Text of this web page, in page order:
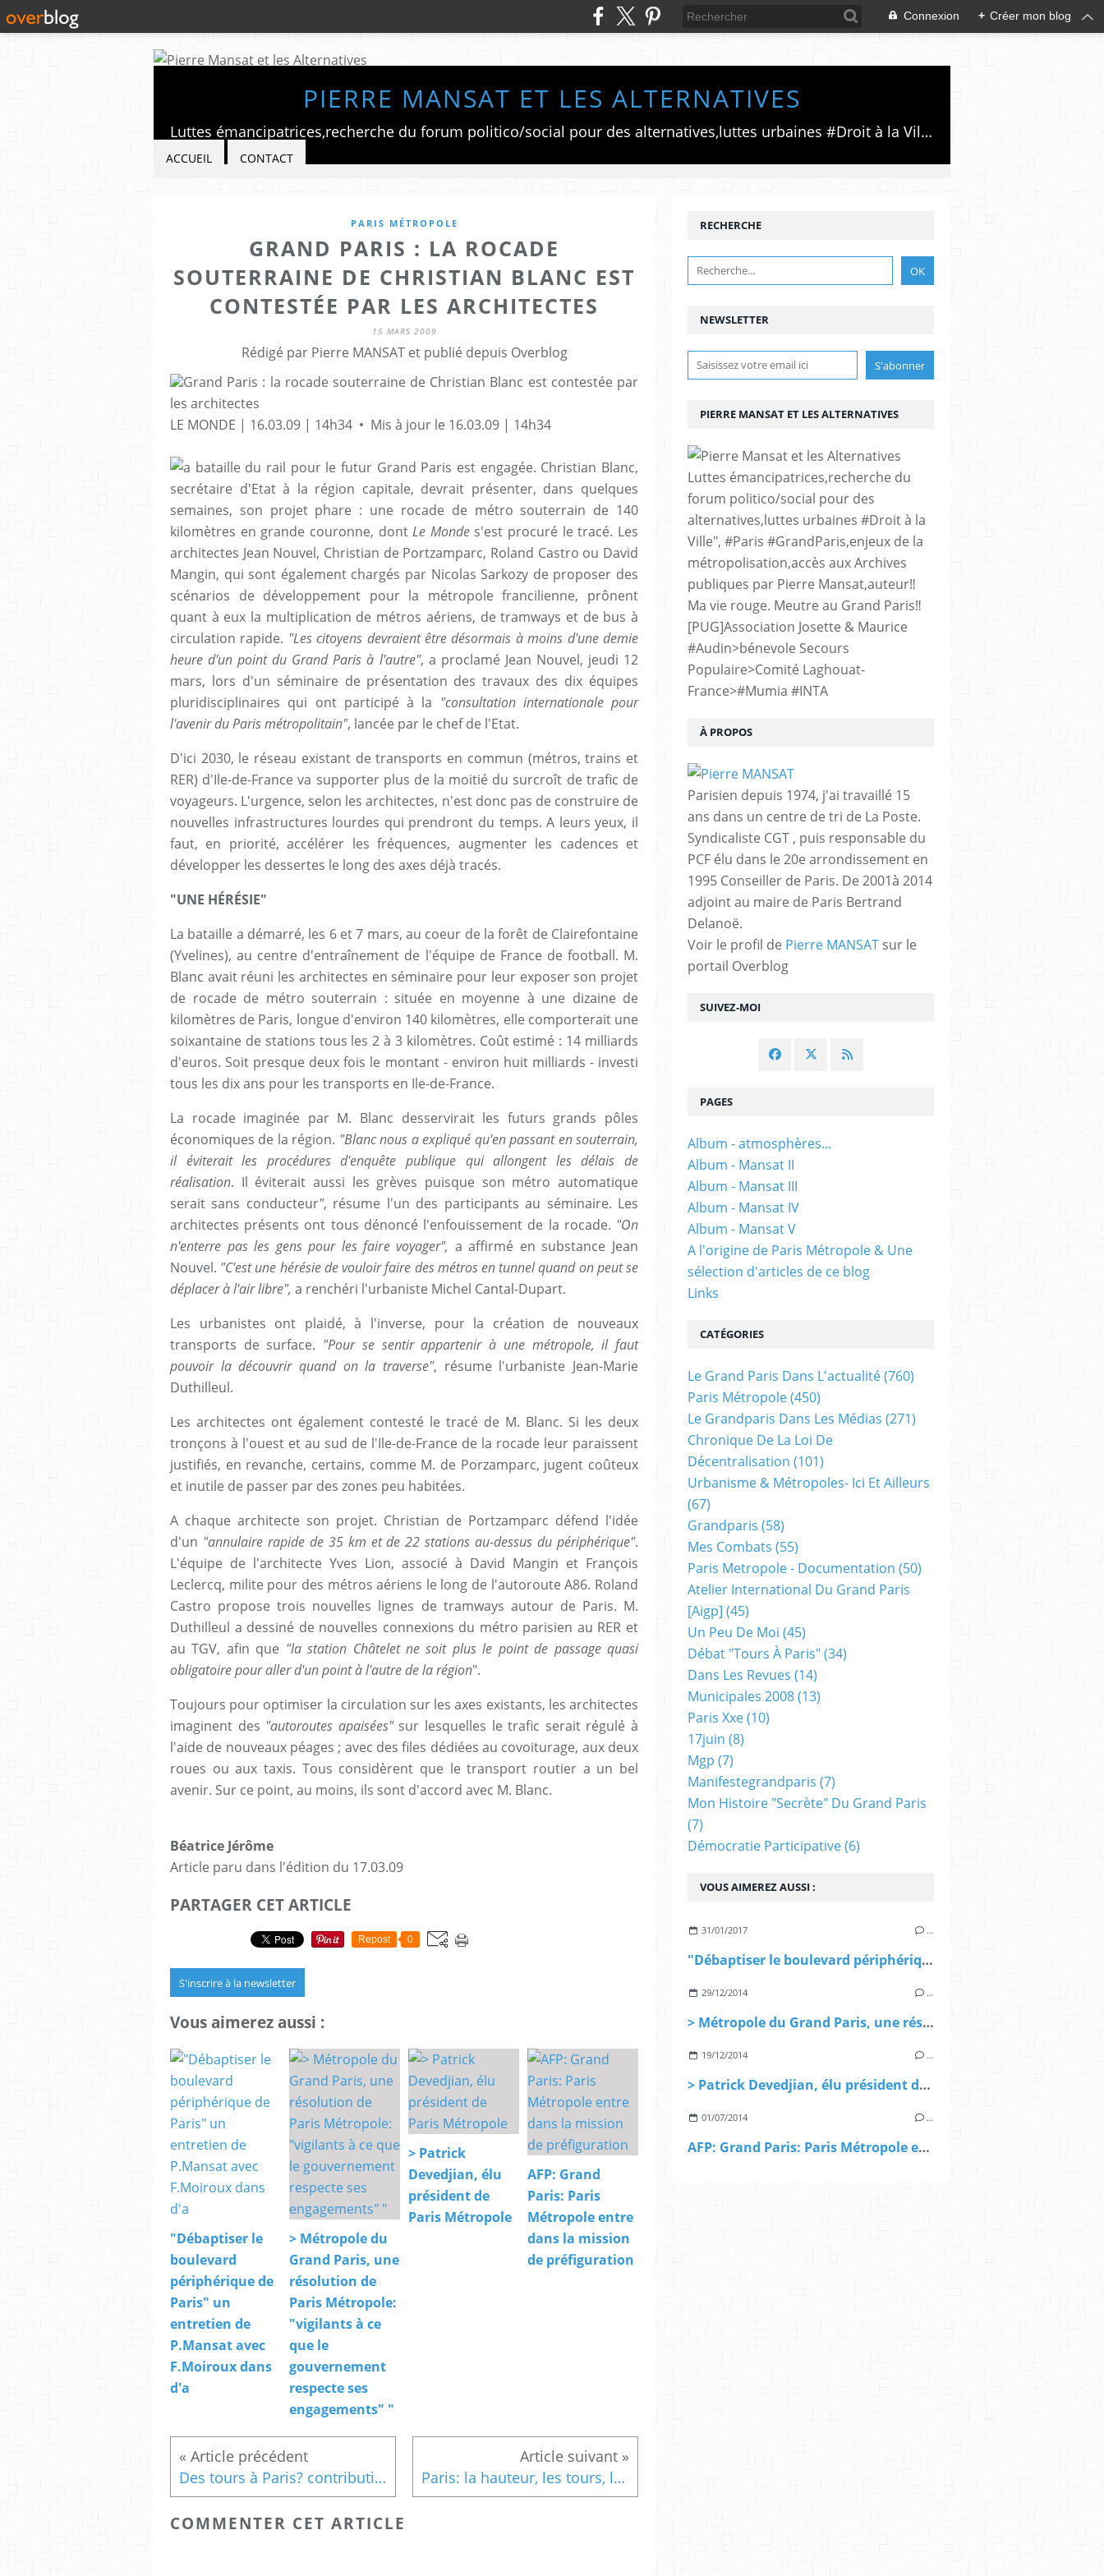
Connexion + Créer mon blog
PIERRE MANSAT ET LES ALTERNATIVES
Luttes émancipatrices,recherche du forum politico/social pour des alternatives,luttes urbaines #Droit à la Ville", #Paris #GrandParis,enjeux de la métropolisation,accès aux Archives publiques par Pierre Mansat,auteur‼️Ma vie rouge. Meutre au Grand Paris‼️[PUG]Association Josette & Maurice #Audin>bénevole Secours Populaire>Comité Laghouat-France>#Mumia #INTA
ACCUEIL CONTACT
PARIS MÉTROPOLE
GRAND PARIS : LA ROCADE
SOUTERRAINE DE CHRISTIAN BLANC EST
CONTESTÉE PAR LES ARCHITECTES
15 MARS 2009
Rédigé par Pierre MANSAT et publié depuis Overblog
Grand Paris : la rocade souterraine de Christian Blanc est contestée par
les architectes
LE MONDE | 16.03.09 | 14h34 • Mis à jour le 16.03.09 | 14h34
a bataille du rail pour le futur Grand Paris est engagée. Christian Blanc,
secrétaire d'Etat à la région capitale, devrait présenter, dans quelques
semaines, son projet phare : une rocade de métro souterrain de 140
kilomètres en grande couronne, dontLe Mondes'est procuré le tracé. Les
architectes Jean Nouvel, Christian de Portzamparc, Roland Castro ou David
Mangin, qui sont également chargés par Nicolas Sarkozy de proposer des
scénarios de développement pour la métropole francilienne, prônent
quant à eux la multiplication de métros aériens, de tramways et de bus à
circulation rapide. "Les citoyens devraient être désormais à moins d'une demie
heure d'un point du Grand Paris à l'autre", a proclamé Jean Nouvel, jeudi 12
mars, lors d'un séminaire de présentation des travaux des dix équipes
pluridisciplinaires qui ont participé à la "consultation internationale pour
l'avenir du Paris métropolitain", lancée par le chef de l'Etat.
D'ici 2030, le réseau existant de transports en commun (métros, trains et
RER) d'Ile-de-France va supporter plus de la moitié du surcroît de trafic de
voyageurs. L'urgence, selon les architectes, n'est donc pas de construire de
nouvelles infrastructures lourdes qui prendront du temps. A leurs yeux, il
faut, en priorité, accélérer les fréquences, augmenter les cadences et
développer les dessertes le long des axes déjà tracés.
"UNE HÉRÉSIE"
La bataille a démarré, les 6 et 7 mars, au coeur de la forêt de Clairefontaine
(Yvelines), au centre d'entraînement de l'équipe de France de football. M.
Blanc avait réuni les architectes en séminaire pour leur exposer son projet
de rocade de métro souterrain : située en moyenne à une dizaine de
kilomètres de Paris, longue d'environ 140 kilomètres, elle comporterait une
soixantaine de stations tous les 2 à 3 kilomètres. Coût estimé : 14 milliards
d'euros. Soit presque deux fois le montant - environ huit milliards - investi
tous les dix ans pour les transports en Ile-de-France.
La rocade imaginée par M. Blanc desservirait les futurs grands pôles
économiques de la région. "Blanc nous a expliqué qu'en passant en souterrain,
il éviterait les procédures d'enquête publique qui allongent les délais de
réalisation. Il éviterait aussi les grèves puisque son métro automatique
serait sans conducteur", résume l'un des participants au séminaire. Les
architectes présents ont tous dénoncé l'enfouissement de la rocade. "On
n'enterre pas les gens pour les faire voyager", a affirmé en substance Jean
Nouvel. "C'est une hérésie de vouloir faire des métros en tunnel quand on peut se
déplacer à l'air libre", a renchéri l'urbaniste Michel Cantal-Dupart.
Les urbanistes ont plaidé, à l'inverse, pour la création de nouveaux
transports de surface. "Pour se sentir appartenir à une métropole, il faut
pouvoir la découvrir quand on la traverse", résume l'urbaniste Jean-Marie
Duthilleul.
Les architectes ont également contesté le tracé de M. Blanc. Si les deux
tronçons à l'ouest et au sud de l'Ile-de-France de la rocade leur paraissent
justifiés, en revanche, certains, comme M. de Porzamparc, jugent coûteux
et inutile de passer par des zones peu habitées.
A chaque architecte son projet. Christian de Portzamparc défend l'idée
d'un "annulaire rapide de 35 km et de 22 stations au-dessus du périphérique".
L'équipe de l'architecte Yves Lion, associé à David Mangin et François
Leclercq, milite pour des métros aériens le long de l'autoroute A86. Roland
Castro propose trois nouvelles lignes de tramways autour de Paris. M.
Duthilleul a dessiné de nouvelles connexions du métro parisien au RER et
au TGV, afin que "la station Châtelet ne soit plus le point de passage quasi
obligatoire pour aller d'un point à l'autre de la région".
Toujours pour optimiser la circulation sur les axes existants, les architectes
imaginent des "autoroutes apaisées"sur lesquelles le trafic serait régulé à
l'aide de nouveaux péages ; avec des files dédiées au covoiturage, aux deux
roues ou aux taxis. Tous considèrent que le transport routier a un bel
avenir. Sur ce point, au moins, ils sont d'accord avec M. Blanc.
Béatrice Jérôme
Article paru dans l'édition du 17.03.09
PARTAGER CET ARTICLE
Repost 0
S'inscrire à la newsletter
Vous aimerez aussi :
"Débaptiser le
boulevard
périphérique de
Paris" un
entretien de
P.Mansat avec
F.Moiroux dans
d'a
> Métropole du
Grand Paris, une
résolution de
Paris Métropole:
"vigilants à ce
que le
gouvernement
respecte ses
engagements" "
> Patrick
Devedjian, élu
président de
Paris Métropole
AFP: Grand
Paris: Paris
Métropole entre
dans la mission
de préfiguration
Des tours à Paris? contribution II Paris: la hauteur, les tours, les formes urbaines. La conférence citoyenne du CAUE
COMMENTER CET ARTICLE
NEWSLETTER
SUIVEZ-MOI
RECHERCHE
PIERRE MANSAT ET LES ALTERNATIVES
Luttes émancipatrices,recherche du
forum politico/social pour des
alternatives,luttes urbaines #Droit à la
Ville", #Paris #GrandParis,enjeux de la
métropolisation,accès aux Archives
publiques par Pierre Mansat,auteur‼️
Ma vie rouge. Meutre au Grand Paris‼️
[PUG]Association Josette & Maurice
#Audin>bénevole Secours
Populaire>Comité Laghouat-
France>#Mumia #INTA
À PROPOS
Parisien depuis 1974, j'ai travaillé 15
ans dans un centre de tri de La Poste.
Syndicaliste CGT , puis responsable du
PCF élu dans le 20e arrondissement en
1995 Conseiller de Paris. De 2001à 2014
adjoint au maire de Paris Bertrand
Delanoë.
Voir le profil de Pierre MANSAT sur le
portail Overblog
VOUS AIMEREZ AUSSI :
31/01/2017 …
"Débaptiser le boulevard périphérique de Paris" un entretien de P.Mansat avec F.Moiroux dans d'a
29/12/2014 …
> Métropole du Grand Paris, une résolution de Paris Métropole: "vigilants à ce que le gouvernement respecte ses engagements" "
19/12/2014 …
> Patrick Devedjian, élu président de Paris Métropole
01/07/2014 …
AFP: Grand Paris: Paris Métropole entre dans la mission de préfiguration
PAGES
Album - atmosphères...
Album - Mansat II
Album - Mansat III
Album - Mansat IV
Album - Mansat V
A l'origine de Paris Métropole & Une
sélection d'articles de ce blog
Links
CATÉGORIES
Le Grand Paris Dans L'actualité(760)
Paris Métropole(450)
Le Grandparis Dans Les Médias (271)
Chronique De La Loi De
Décentralisation (101)
Urbanisme & Métropoles- Ici Et Ailleurs
(67)
Grandparis (58)
Mes Combats (55)
Paris Metropole - Documentation (50)
Atelier International Du Grand Paris
[aigp] (45)
Un Peu De Moi (45)
Débat "tours À Paris"(34)
Dans Les Revues (14)
Municipales 2008(13)
Paris Xxe(10)
17juin (8)
Mgp (7)
Manifestegrandparis (7)
Mon Histoire "secrète" Du Grand Paris
(7)
Démocratie Participative(6)